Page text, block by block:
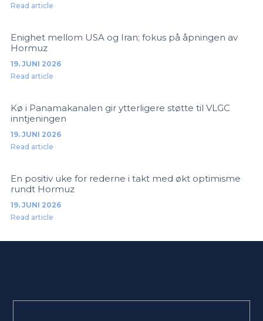
Read article
Enighet mellom USA og Iran; fokus på åpningen av
Hormuz
19. JUNI 2026
Read article
Kø i Panamakanalen gir ytterligere støtte til VLGC
inntjeningen
19. JUNI 2026
Read article
En positiv uke for rederne i takt med økt optimisme
rundt Hormuz
19. JUNI 2026
Read article